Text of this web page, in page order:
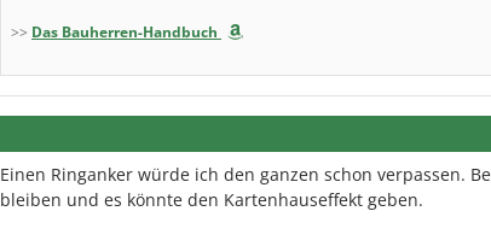
>> Das Bauherren-Handbuch
Einen Ringanker würde ich den ganzen schon verpassen.
bleiben und es könnte den Kartenhauseffekt geben.